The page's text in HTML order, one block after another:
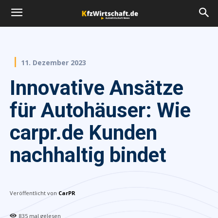
11. Dezember 2023
Innovative Ansätze
für Autohäuser: Wie
carpr.de Kunden
nachhaltig bindet
Veröffentlicht von CarPR
835 mal gelesen